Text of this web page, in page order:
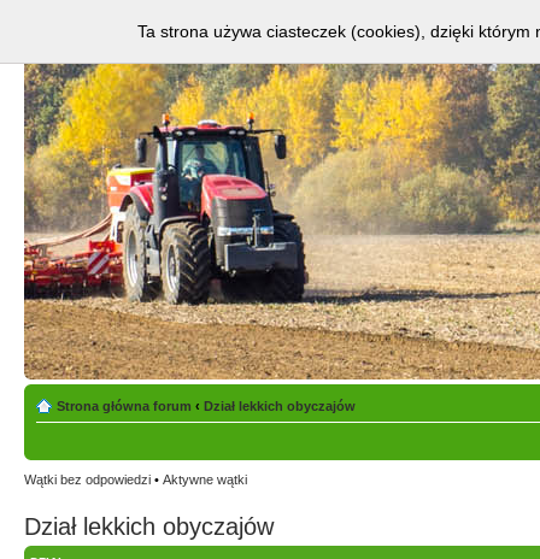
Strona główna forum ‹ Dział lekkich obyczajów
Wątki bez odpowiedzi • Aktywne wątki
Dział lekkich obyczajów
Ta strona używa ciasteczek (cookies), dzięki którym